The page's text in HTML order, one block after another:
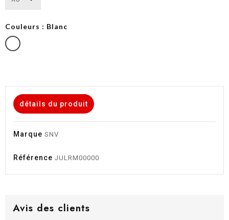
Couleurs : Blanc
détails du produit
Marque SNV
Référence JULRM00000
Avis des clients